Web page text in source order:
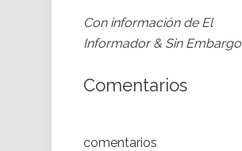
Con información de El
Informador & Sin Embargo
Comentarios
comentarios